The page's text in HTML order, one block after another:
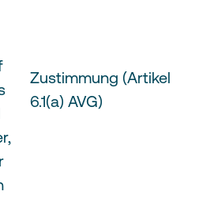
Zustimmung (Artikel
6.1(a) AVG)